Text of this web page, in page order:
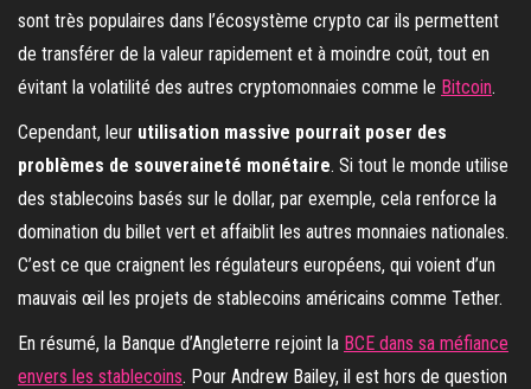
sont très populaires dans l’écosystème crypto car ils permettent
de transférer de la valeur rapidement et à moindre coût, tout en
évitant la volatilité des autres cryptomonnaies comme le Bitcoin.
Cependant, leur utilisation massive pourrait poser des
problèmes de souveraineté monétaire. Si tout le monde utilise
des stablecoins basés sur le dollar, par exemple, cela renforce la
domination du billet vert et affaiblit les autres monnaies nationales.
C’est ce que craignent les régulateurs européens, qui voient d’un
mauvais œil les projets de stablecoins américains comme Tether.
En résumé, la Banque d’Angleterre rejoint la BCE dans sa méfiance
envers les stablecoins. Pour Andrew Bailey, il est hors de question